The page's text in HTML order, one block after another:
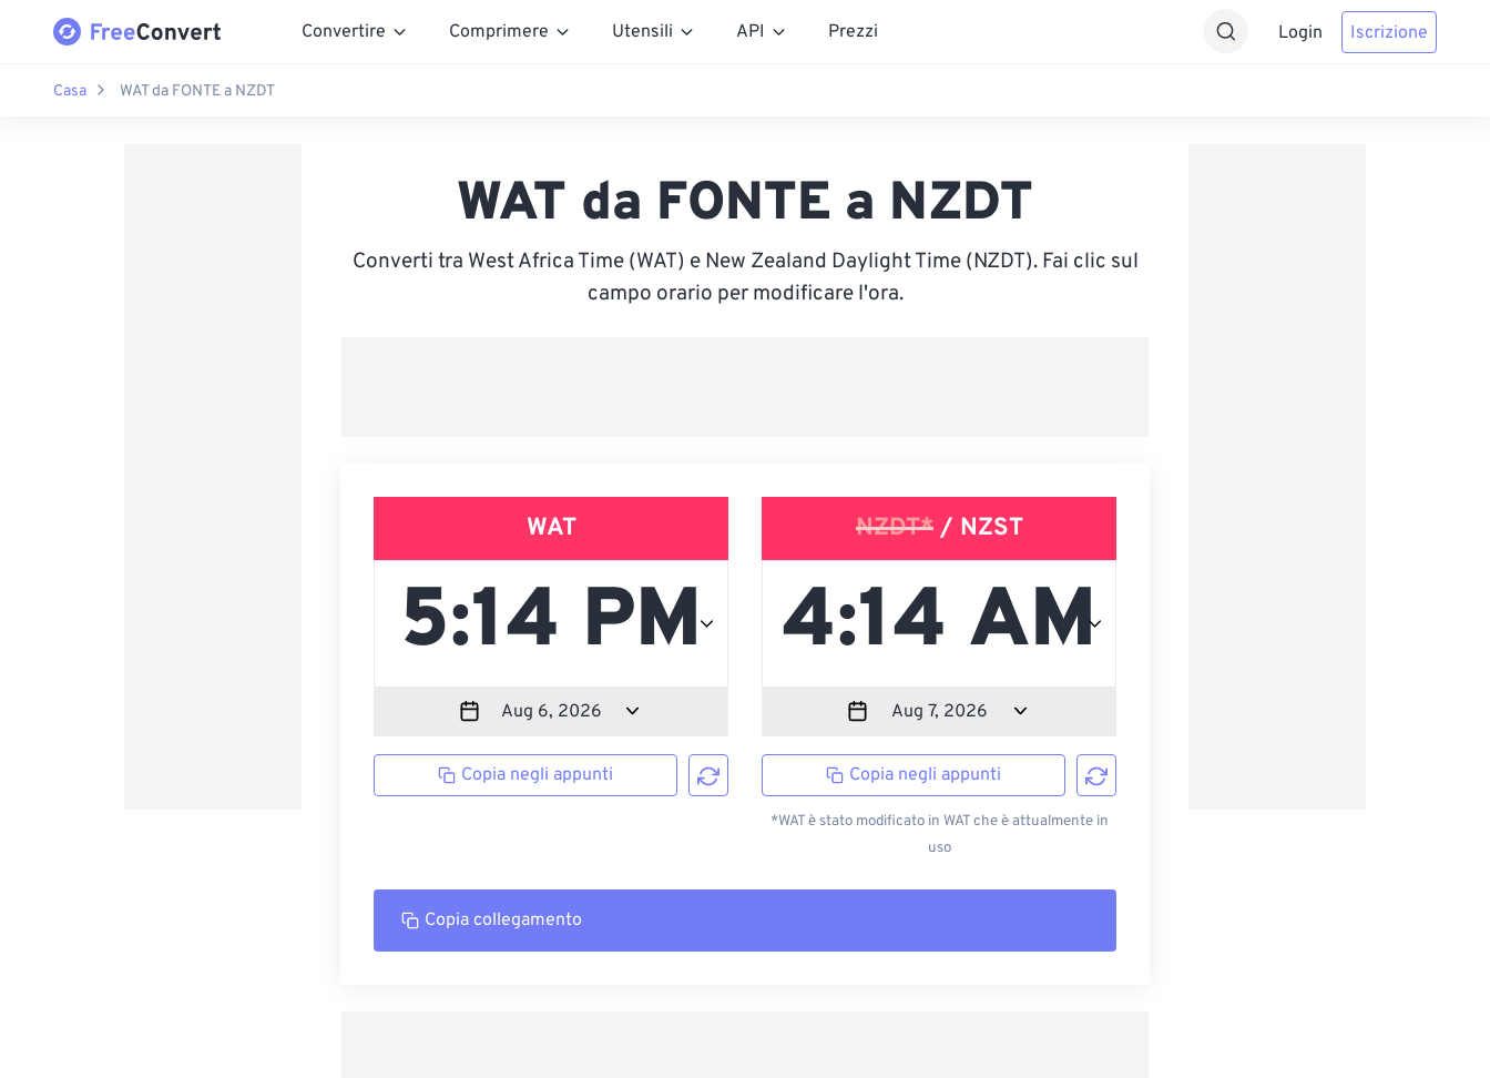
Convertire Comprimere Utensili API Prezzi Login Iscrizione
Casa WAT da FONTE a NZDT
WAT da FONTE a NZDT
Converti tra West Africa Time (WAT) e New Zealand Daylight Time (NZDT). Fai clic sul
campo orario per modificare l'ora.
WAT
Copia negli appunti
NZDT*/ NZST
Copia negli appunti
*WAT è stato modificato in WAT che è attualmente in
uso
Copia collegamento